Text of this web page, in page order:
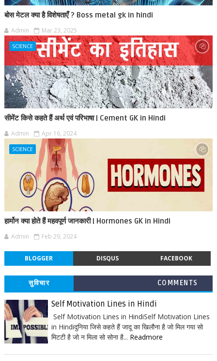
बोस मेटल क्या है विशेषताएँ ? Boss metal gk in hindi
Admin Mar 23, 2025
SCIENCE
सीमेंट किसे कहते हैं अर्थ एवं परिभाषा | Cement GK in Hindi
Admin Apr 16, 2024
SCIENCE
हार्मोन क्या होते हैं महवपूर्ण जानकारी | Hormones GK in Hindi
Admin Feb 29, 2024
BLOGGER DISQUS FACEBOOK
सुविचार COMMENTS
Self Motivation Lines in Hindi
Self Motivation Lines in HindiSelf Motivation Lines
in Hindiदुनिया जिसे कहते हैं जादू का खिलौना है जो मिल गया सो
मिटटी है जो न मिला सो सोना है... Readmore